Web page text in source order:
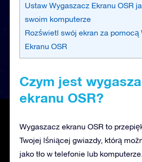
Ustaw Wygaszacz Ekranu OSR
swoim komputerze
Rozświetl swój ekran za pomocą
Ekranu OSR
Czym jest
ekranu OSR?
Wygaszacz ekranu OSR to
Twojej lśniącej gwiazdy, którą
jako tło w telefonie lub